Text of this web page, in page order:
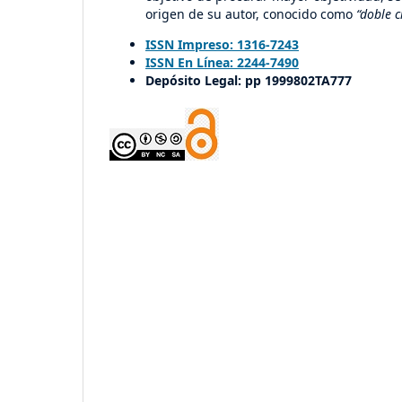
origen de su autor, conocido como “doble
ISSN Impreso: 1316-7243
ISSN En Línea: 2244-7490
Depósito Legal: pp 1999802TA777